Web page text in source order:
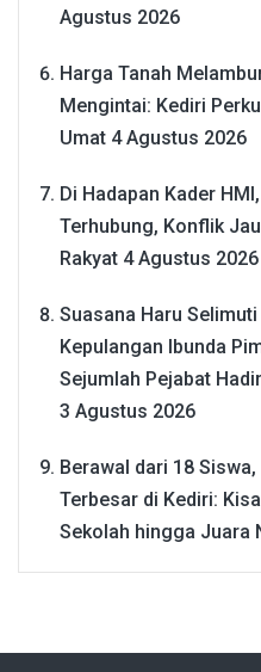
Agustus 2026
Harga Tanah
Mengintai: Kediri
Umat 4 Agustus 2026
Di Hadapan Kader
Terhubung, Konflik
Rakyat 4 Agustus 2026
Suasana Haru
Kepulangan Ibunda
Sejumlah Pejabat
3 Agustus 2026
Berawal dari 18
Terbesar di Kediri:
Sekolah hingga Juara